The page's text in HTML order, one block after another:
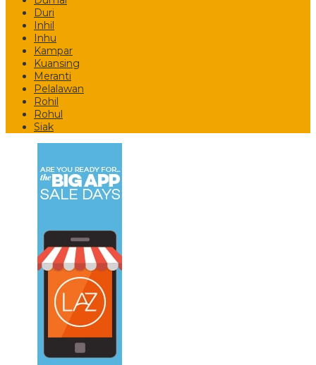
Duri
Inhil
Inhu
Kampar
Kuansing
Meranti
Pelalawan
Rohil
Rohul
Siak